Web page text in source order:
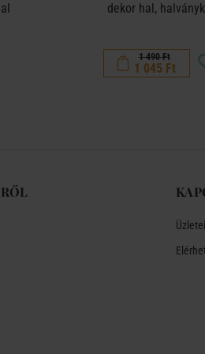
dekor hal,
1 490 Ft
1 045 Ft